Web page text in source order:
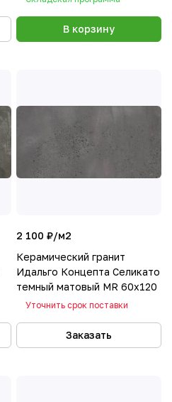
В корзину
2 100 ₽/м2
Керамический гранит
Идальго Концепта Селикато
темный матовый MR 60x120
Уточнить срок поставки
Заказать